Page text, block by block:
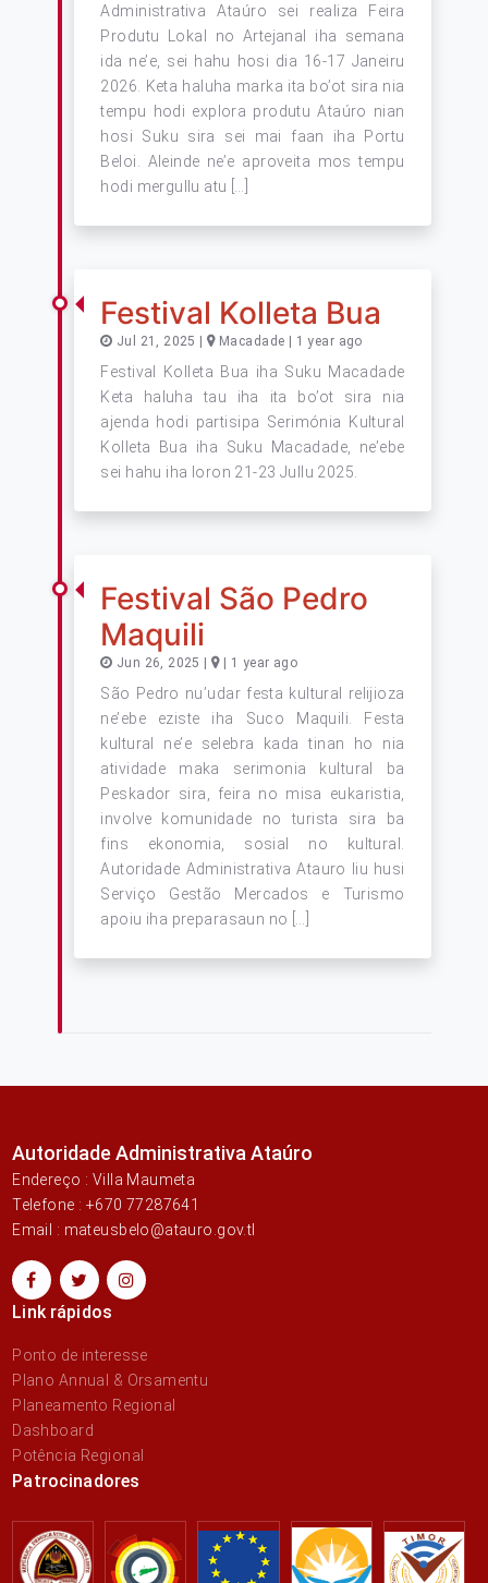
Administrativa Ataúro sei realiza Feira
Produtu Lokal no Artejanal iha semana
ida ne’e, sei hahu hosi dia 16-17 Janeiru
2026. Keta haluha marka ita bo’ot sira nia
tempu hodi explora produtu Ataúro nian
hosi Suku sira sei mai faan iha Portu
Beloi. Aleinde ne’e aproveita mos tempu
hodi mergullu atu […]
Festival Kolleta Bua
Jul 21, 2025 | Macadade | 1 year ago
Festival Kolleta Bua iha Suku Macadade
Keta haluha tau iha ita bo’ot sira nia
ajenda hodi partisipa Serimónia Kultural
Kolleta Bua iha Suku Macadade, ne’ebe
sei hahu iha loron 21-23 Jullu 2025.
Festival São Pedro
Maquili
Jun 26, 2025 | | 1 year ago
São Pedro nu’udar festa kultural relijioza
ne’ebe eziste iha Suco Maquili. Festa
kultural ne’e selebra kada tinan ho nia
atividade maka serimonia kultural ba
Peskador sira, feira no misa eukaristia,
involve komunidade no turista sira ba
fins ekonomia, sosial no kultural.
Autoridade Administrativa Atauro liu husi
Serviço Gestão Mercados e Turismo
apoiu iha preparasaun no […]
Autoridade Administrativa Ataúro
Endereço : Villa Maumeta
Telefone : +670 77287641
Email : mateusbelo@atauro.gov.tl
Link rápidos
Ponto de interesse
Plano Annual & Orsamentu
Planeamento Regional
Dashboard
Potência Regional
Patrocinadores